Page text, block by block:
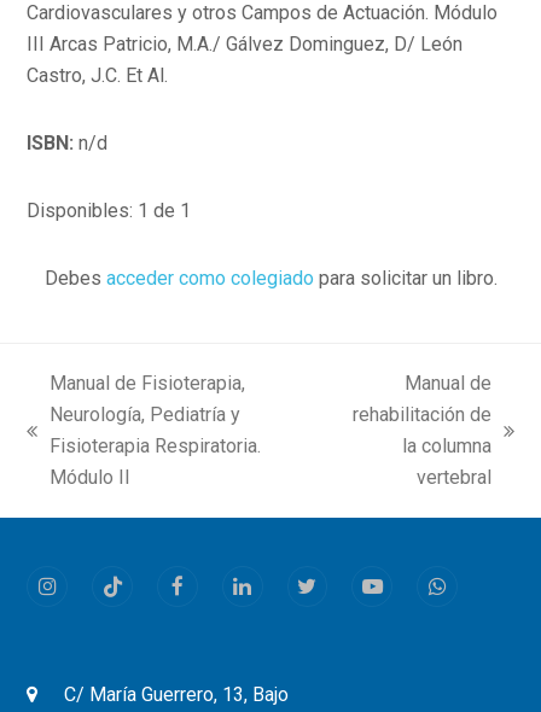
Cardiovasculares y otros Campos de Actuación. Módulo
III Arcas Patricio, M.A./ Gálvez Dominguez, D/ León
Castro, J.C. Et Al.
ISBN: n/d
Disponibles: 1 de 1
Debes acceder como colegiado para solicitar un libro.
previous
post:
Manual de Fisioterapia,
Neurología, Pediatría y
Fisioterapia Respiratoria.
Módulo II
Manual de
rehabilitación de
la columna
vertebral
InstagramTiktok FacebookLinkedInTwitterYoutubeWhatsapp
C/ María Guerrero, 13, Bajo